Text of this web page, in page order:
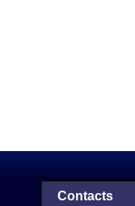
Contacts